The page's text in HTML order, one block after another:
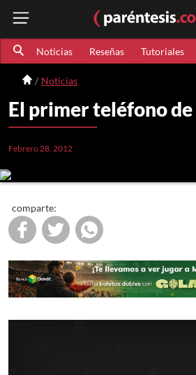
Noticias Reseñas Tutoriales
Noticias
El primer teléfono de
Febrero 28, 2012
comparte: